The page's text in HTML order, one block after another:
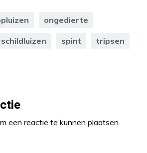
ongedierte
schildluizen spint tripsen
een reactie te kunnen plaatsen.